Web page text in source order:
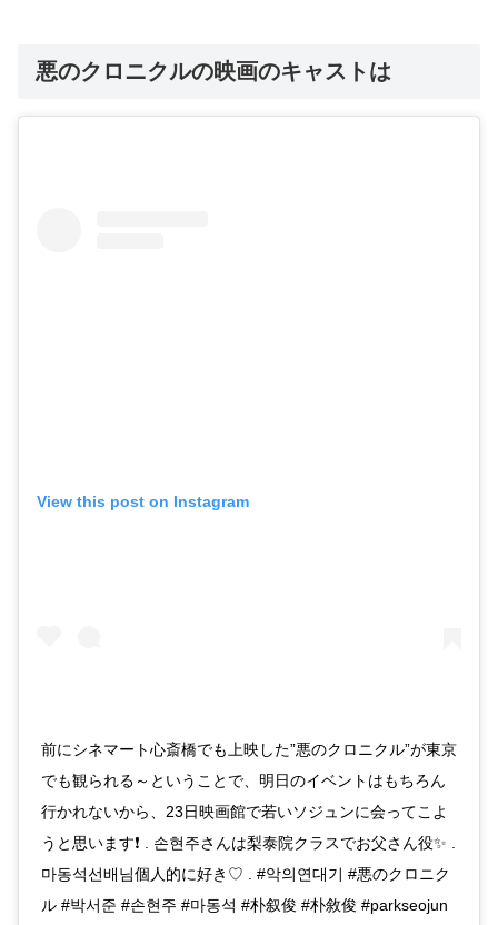
悪のクロニクルの映画のキャストは
View this post on Instagram
前にシネマート心斎橋でも上映した”悪のクロニクル”が東京
でも観られる～ということで、明日のイベントはもちろん
行かれないから、23日映画館で若いソジュンに会ってこよ
うと思います❗ . 손현주さんは梨泰院クラスでお父さん役✨ .
마동석선배님個人的に好き♡ . #악의연대기 #悪のクロニク
ル #박서준 #손현주 #마동석 #朴叙俊 #朴敘俊 #parkseojun